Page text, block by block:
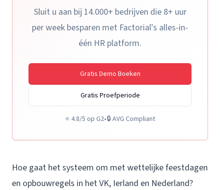
Sluit u aan bij 14.000+ bedrijven die 8+ uur
per week besparen met Factorial's alles-in-
één HR platform.
Gratis Demo Boeken
Gratis Proefperiode
⭐ 4.8/5 op G2•🔒AVG Compliant
Hoe gaat het systeem om met wettelijke feestdagen
en opbouwregels in het VK, Ierland en Nederland?